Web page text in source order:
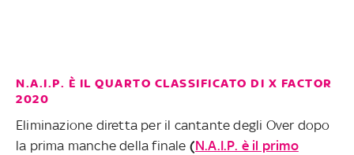
N.A.I.P. È IL QUARTO CLASSIFICATO DI X FACTOR
2020
Eliminazione diretta per il cantante degli Over dopo
la prima manche della finale (N.A.I.P. è il primo